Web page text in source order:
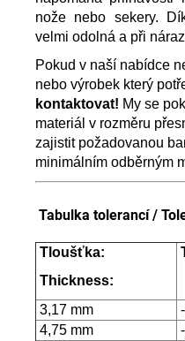
nože nebo sekery.
velmi odolná a při
Pokud v naší nabídce
nebo výrobek který
kontaktovat! My se
materiál v rozměru
zajistit požadovanou
minimálním odběrným
Tabulka tolerancí /
Tloušťka:
Thickness:
3,17 mm
4,75 mm